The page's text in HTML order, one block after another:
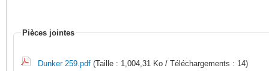
Pièces jointes
Dunker 259.pdf (Taille : 1,004,31 Ko / Téléchargements : 14)